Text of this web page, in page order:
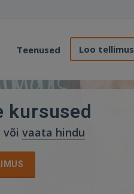
Teenused Loo tellimus
kursused
või vaata hindu